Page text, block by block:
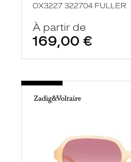
OX3227 322704 FULLER
À partir de
169,00 €